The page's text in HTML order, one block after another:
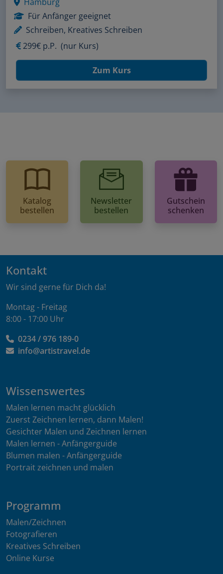
Für Anfänger geeignet
Schreiben, Kreatives Schreiben
299€ p.P. (nur Kurs)
Zum Kurs
Katalog
bestellen
Newsletter
bestellen
Gutschein
schenken
Kontakt
Wir sind gerne für Dich da!
Montag - Freitag
8:00 - 17:00 Uhr
0234 / 976 189-0
info@artistravel.de
Wissenswertes
Malen lernen macht glücklich
Zuerst Zeichnen lernen, dann Malen!
Gesichter Malen und Zeichnen lernen
Malen lernen - Anfängerguide
Blumen malen - Anfängerguide
Portrait zeichnen und malen
Programm
Malen/Zeichnen
Fotografieren
Kreatives Schreiben
Online Kurse